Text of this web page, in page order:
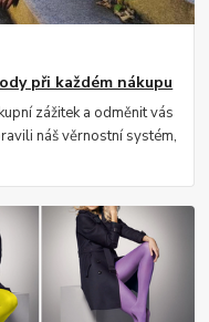
při každém nákupu
zážitek a odměnit vás
náš věrnostní systém,